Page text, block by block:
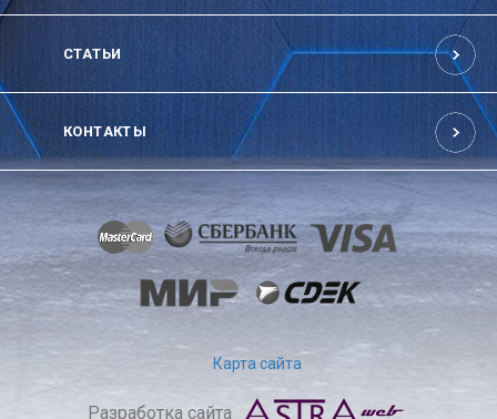
СТАТЬИ
КОНТАКТЫ
Карта сайта
Разработка сайта